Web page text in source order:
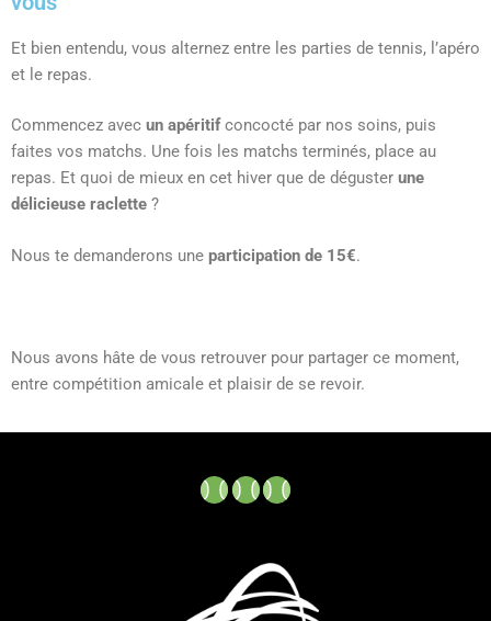
Et bien entendu, vous alternez entre les parties de tennis, l’apéro
et le repas.
Commencez avec un apéritifconcocté par nos soins, puis
faites vos matchs. Une fois les matchs terminés, place au
repas. Et quoi de mieux en cet hiver que de déguster une
délicieuse raclette ?
Nous te demanderons une participation de 15€.
Nous avons hâte de vous retrouver pour partager ce moment,
entre compétition amicale et plaisir de se revoir.